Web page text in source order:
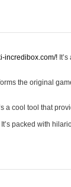
incredibox.com/!
the original
a cool tool that
It’s packed with